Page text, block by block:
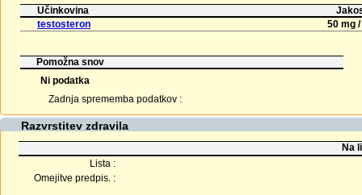
Učinkovina
testosteron
50 mg /
Pomožna snov
Ni podatka
Zadnja sprememba podatkov :
Razvrstitev zdravila
Na
Lista :
Omejitve predpis. :